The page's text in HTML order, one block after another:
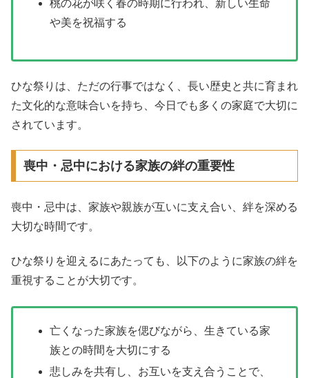
桃の花が咲く春の時期に行われ、新しい生命
や美を祝福する
ひな祭りは、ただの行事ではなく、長い歴史と共に育まれ
た文化的な意味合いを持ち、今日でも多くの家庭で大切に
されています。
喪中・忌中における家族の絆の重要性
喪中・忌中は、家族や親族が互いに支え合い、絆を深める
大切な時間です。
ひな祭りを迎えるにあたっても、以下のように家族の絆を
重視することが大切です。
亡くなった家族を偲びながら、生きている家
族との時間を大切にする
悲しみを共有し、お互いを支え合うことで、